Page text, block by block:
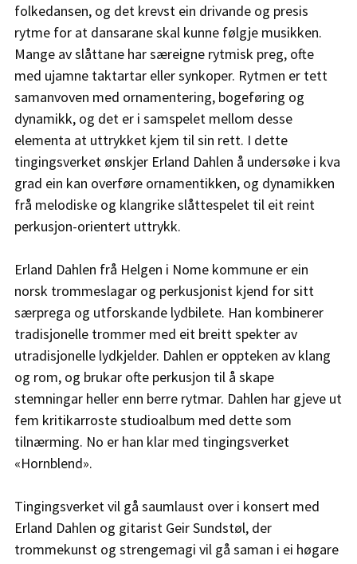
folkedansen, og det krevst ein drivande og presis
rytme for at dansarane skal kunne følgje musikken.
Mange av slåttane har særeigne rytmisk preg, ofte
med ujamne taktartar eller synkoper. Rytmen er tett
samanvoven med ornamentering, bogeføring og
dynamikk, og det er i samspelet mellom desse
elementa at uttrykket kjem til sin rett. I dette
tingingsverket ønskjer Erland Dahlen å undersøke i kva
grad ein kan overføre ornamentikken, og dynamikken
frå melodiske og klangrike slåttespelet til eit reint
perkusjon-orientert uttrykk.
Erland Dahlen frå Helgen i Nome kommune er ein
norsk trommeslagar og perkusjonist kjend for sitt
særprega og utforskande lydbilete. Han kombinerer
tradisjonelle trommer med eit breitt spekter av
utradisjonelle lydkjelder. Dahlen er oppteken av klang
og rom, og brukar ofte perkusjon til å skape
stemningar heller enn berre rytmar. Dahlen har gjeve ut
fem kritikarroste studioalbum med dette som
tilnærming. No er han klar med tingingsverket
«Hornblend».
Tingingsverket vil gå saumlaust over i konsert med
Erland Dahlen og gitarist Geir Sundstøl, der
trommekunst og strengemagi vil gå saman i ei høgare